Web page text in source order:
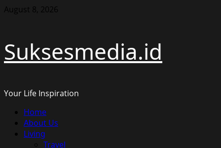
Skip
August 8, 2026
Suksesmedia.id
Your Life Inspiration
Primary
Menu
Home
About Us
Living
Travel